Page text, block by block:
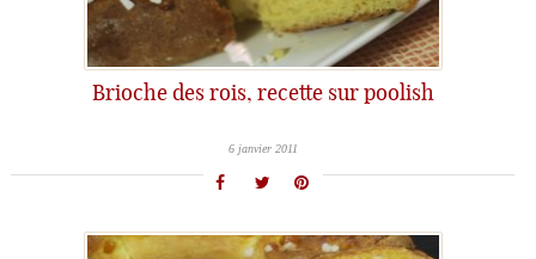
Brioche des rois, recette sur poolish
6 janvier 2011